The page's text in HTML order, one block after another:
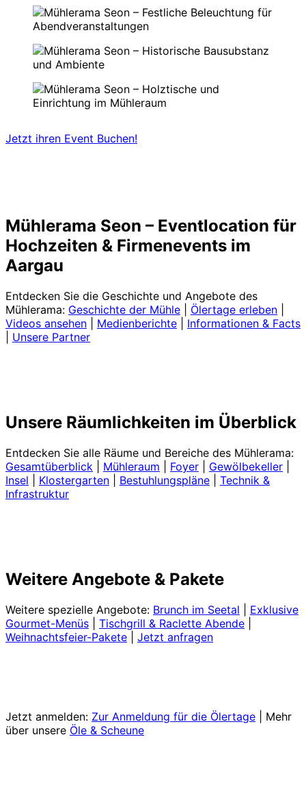
Jetzt ihren Event Buchen!
Mühlerama Seon – Eventlocation für
Hochzeiten & Firmenevents im
Aargau
Entdecken Sie die Geschichte und Angebote des
Mühlerama: Geschichte der Mühle Ölertage erleben
Videos ansehen
Medienberichte
Informationen & Facts
Unsere Partner
Unsere Räumlichkeiten im Überblick
Entdecken Sie alle Räume und Bereiche des Mühlerama:
Gesamtüberblick
Mühleraum Foyer Gewölbekeller
Insel
Klostergarten Bestuhlungspläne
Technik &
Infrastruktur
Weitere Angebote & Pakete
Weitere spezielle Angebote: Brunch im Seetal
Exklusive
Gourmet-Menüs
Tischgrill & Raclette Abende
Weihnachtsfeier-Pakete
Jetzt anfragen
Jetzt anmelden: Zur Anmeldung für die Ölertage | Mehr
über unsere Öle & Scheune